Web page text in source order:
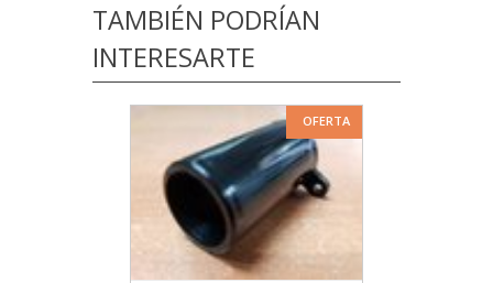
TAMBIÉN PODRÍAN
INTERESARTE
OFERTA